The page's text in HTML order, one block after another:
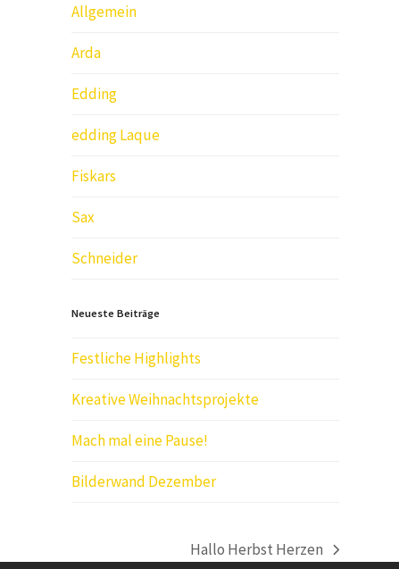
Allgemein
Arda
Edding
edding Laque
Fiskars
Sax
Schneider
Neueste Beiträge
Festliche Highlights
Kreative Weihnachtsprojekte
Mach mal eine Pause!
Bilderwand Dezember
Nächster
Hallo Herbst Herzen